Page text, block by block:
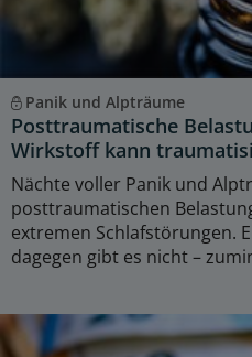
Panik und Alpträume
Posttraumatische
Wirkstoff kann
Nächte voller Panik und
posttraumatischen
extremen Schlafstörungen.
dagegen gibt es nicht –